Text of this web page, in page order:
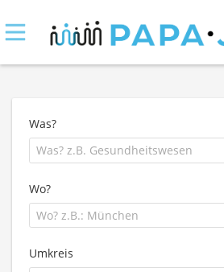
Was?
Wo?
Umkreis